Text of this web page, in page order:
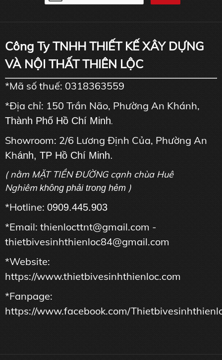
Công Ty TNHH THIẾT KẾ XÂY DỰNG
VÀ NỘI THẤT THIÊN LỘC
*Mã số thuế: 0318363559
*Địa chỉ: 150 Trần Não, Phường An Khánh,
Thành Phố Hồ Chí Minh.
Showroom: 2/6 Lương Định Của, Phường An
Khánh, TP Hồ Chí Minh.
( nằm MẶT TIỀN ĐƯỜNG cạnh chùa Huê
Nghiêm không phải trong hẻm )
*Hotline: 0909.445.903
*Email: thienlocttnt@gmail.com -
thietbivesinhthienloc84@gmail.com
*Website:
https://www.thietbivesinhthienloc.com
*Fanpage:
https://www.facebook.com/